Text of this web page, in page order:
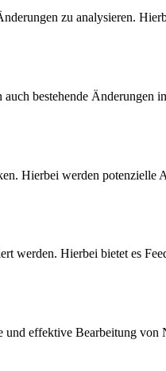
zu analysieren.
bestehende Änderungen
Hierbei werden potenzielle
werden. Hierbei bietet es
effektive Bearbeitung